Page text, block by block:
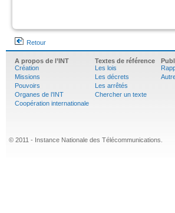
Retour
A propos de l’INT
Création
Missions
Pouvoirs
Organes de l’INT
Coopération internationale
Textes de référence
Les lois
Les décrets
Les arrêtés
Chercher un texte
© 2011 - Instance Nationale des Télécommunications.